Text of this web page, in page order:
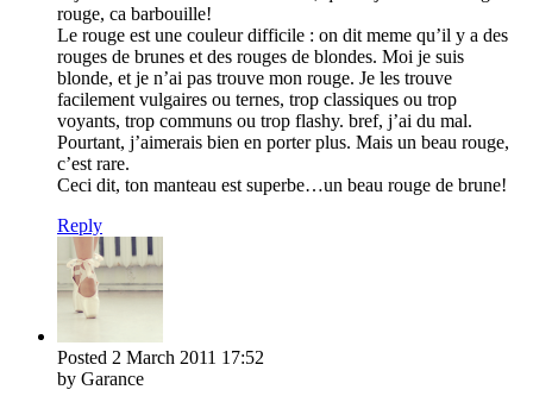
rouge, ca barbouille!
Le rouge est une couleur difficile : on dit meme qu’il y a des
rouges de brunes et des rouges de blondes. Moi je suis
blonde, et je n’ai pas trouve mon rouge. Je les trouve
facilement vulgaires ou ternes, trop classiques ou trop
voyants, trop communs ou trop flashy. bref, j’ai du mal.
Pourtant, j’aimerais bien en porter plus. Mais un beau rouge,
c’est rare.
Ceci dit, ton manteau est superbe…un beau rouge de brune!
Reply
Posted 2 March 2011 17:52
by Garance